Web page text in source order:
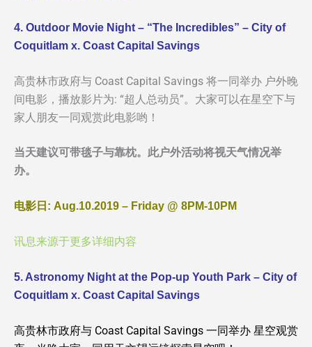
4. Outdoor Movie Night – “The Incredibles” – City of
Coquitlam x. Coast Capital Savings
高贵林市政府与 Coast Capital Savings 将一同举办 户外晚
间电影，播放影片为: “超人总动员”。大家可以在星空下与
家人朋友一同观赏此电影哟！
当天建议可带毯子与靠枕。此户外活动将视天气情况举
办。
电影日: Aug.10.2019 – Friday @ 8PM-10PM
讯息来源于更多详细内容
5. Astronomy Night at the Pop-up Youth Park – City of
Coquitlam x. Coast Capital Savings
高贵林市政府与 Coast Capital Savings 一同举办 星空观赏